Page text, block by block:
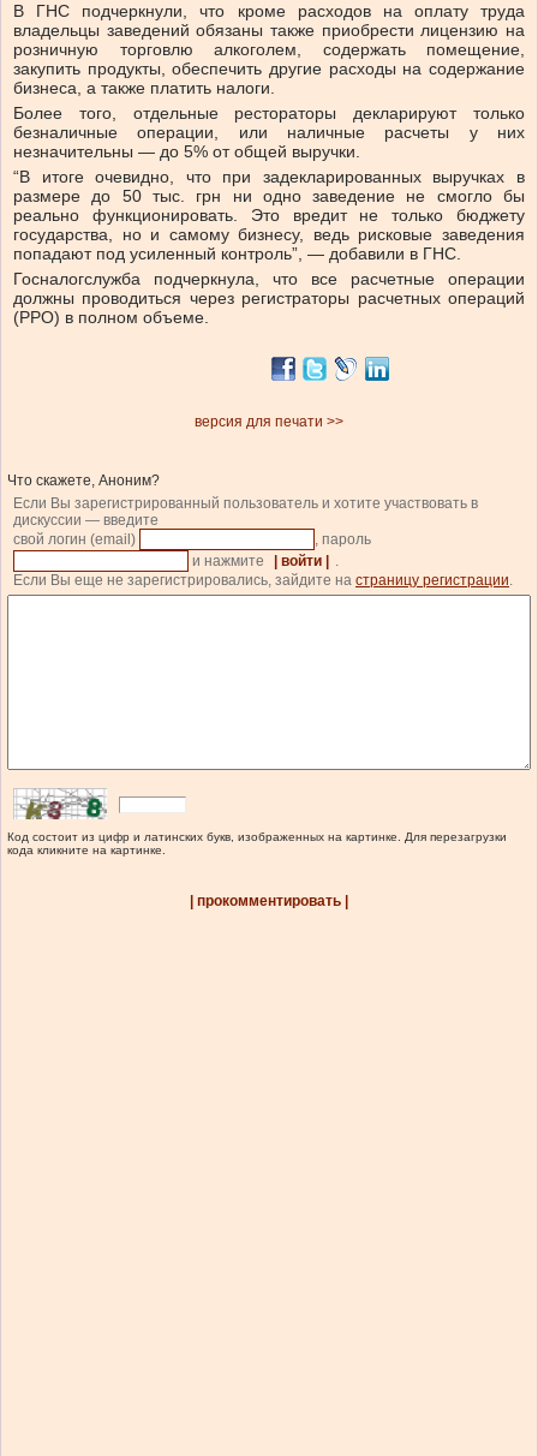
В ГНС подчеркнули, что кроме расходов на оплату труда
владельцы заведений обязаны также приобрести лицензию на
розничную торговлю алкоголем, содержать помещение,
закупить продукты, обеспечить другие расходы на содержание
бизнеса, а также платить налоги.
Более того, отдельные рестораторы декларируют только
безналичные операции, или наличные расчеты у них
незначительны — до 5% от общей выручки.
“В итоге очевидно, что при задекларированных выручках в
размере до 50 тыс. грн ни одно заведение не смогло бы
реально функционировать. Это вредит не только бюджету
государства, но и самому бизнесу, ведь рисковые заведения
попадают под усиленный контроль”, — добавили в ГНС.
Госналогслужба подчеркнула, что все расчетные операции
должны проводиться через регистраторы расчетных операций
(РРО) в полном объеме.
версия для печати >>
Что скажете, Аноним?
Если Вы зарегистрированный пользователь и хотите участвовать в
дискуссии — введите
свой логин (email)
, пароль
и нажмите
| войти |
.
Если Вы еще не зарегистрировались, зайдите на страницу регистрации.
Код состоит из цифр и латинских букв, изображенных на картинке. Для перезагрузки
кода кликните на картинке.
| прокомментировать |